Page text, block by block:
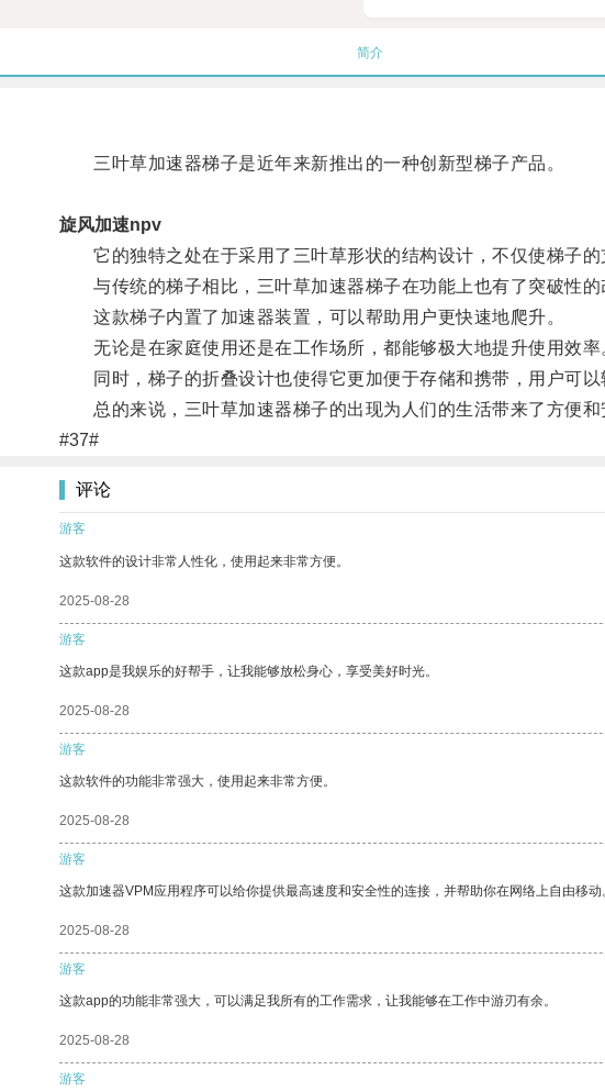
简介
三叶草加速器梯子是近年来新推出的一种创新型梯子产品。
旋风加速npv
它的独特之处在于采用了三叶草形状的结构设计，不仅使梯子的
与传统的梯子相比，三叶草加速器梯子在功能上也有了突破性的
这款梯子内置了加速器装置，可以帮助用户更快速地爬升。
无论是在家庭使用还是在工作场所，都能够极大地提升使用效率
同时，梯子的折叠设计也使得它更加便于存储和携带，用户可以
总的来说，三叶草加速器梯子的出现为人们的生活带来了方便和
#37#
评论
游客
这款软件的设计非常人性化，使用起来非常方便。
2025-08-28
游客
这款app是我娱乐的好帮手，让我能够放松身心，享受美好时光。
2025-08-28
游客
这款软件的功能非常强大，使用起来非常方便。
2025-08-28
游客
这款加速器VPM应用程序可以给你提供最高速度和安全性的连接，并帮助你在网络上自由移动
2025-08-28
游客
这款app的功能非常强大，可以满足我所有的工作需求，让我能够在工作中游刃有余。
2025-08-28
游客